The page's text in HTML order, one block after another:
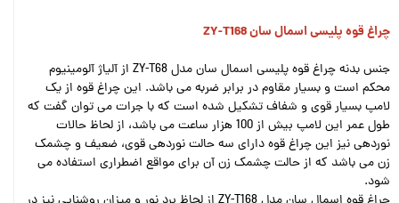
چراغ قوه پلیسی اسمال سان ZY-T168
جنس بدنه چراغ قوه پلیسی اسمال سان مدل ZY-T68 از آلیاژ آلومینیوم
محکم است و بسیار مقاوم در برابر ضربه می باشد. این چراغ قوه از یک
لامپ بسیار قوی و شفاف تشکیل شده است که با جرات می توان گفت که
طول عمر این لامپ بیش از 100 هزار ساعت می باشد، از لحاظ حالات
نوردهی نیز این چراغ قوه دارای سه حالت نوردهی قوی، ضعیف و چشمک
زن می باشد که از حالت چشمک زن آن برای مواقع اضطراری استفاده می
شود.